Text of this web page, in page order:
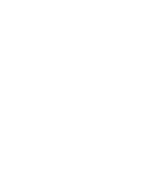
부터 제공받으며,
시점에 개인정보
.